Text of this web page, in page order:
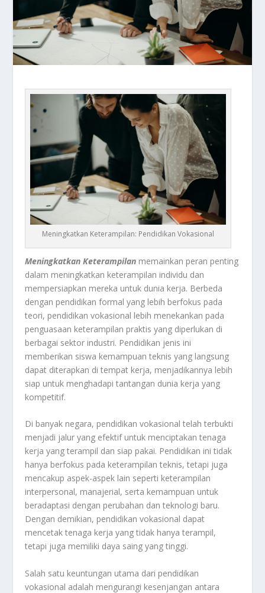
Meningkatkan Keterampilan: Pendidikan Vokasional
Meningkatkan Keterampilan memainkan peran penting
dalam meningkatkan keterampilan individu dan
mempersiapkan mereka untuk dunia kerja. Berbeda
dengan pendidikan formal yang lebih berfokus pada
teori, pendidikan vokasional lebih menekankan pada
penguasaan keterampilan praktis yang diperlukan di
berbagai sektor industri. Pendidikan jenis ini
memberikan siswa kemampuan teknis yang langsung
dapat diterapkan di tempat kerja, menjadikannya lebih
siap untuk menghadapi tantangan dunia kerja yang
kompetitif.
Di banyak negara, pendidikan vokasional telah terbukti
menjadi jalur yang efektif untuk menciptakan tenaga
kerja yang terampil dan siap pakai. Pendidikan ini tidak
hanya berfokus pada keterampilan teknis, tetapi juga
mencakup aspek-aspek lain seperti keterampilan
interpersonal, manajerial, serta kemampuan untuk
beradaptasi dengan perubahan dan teknologi baru.
Dengan demikian, pendidikan vokasional dapat
mencetak tenaga kerja yang tidak hanya terampil,
tetapi juga memiliki daya saing yang tinggi.
Salah satu keuntungan utama dari pendidikan
vokasional adalah mengurangi kesenjangan antara